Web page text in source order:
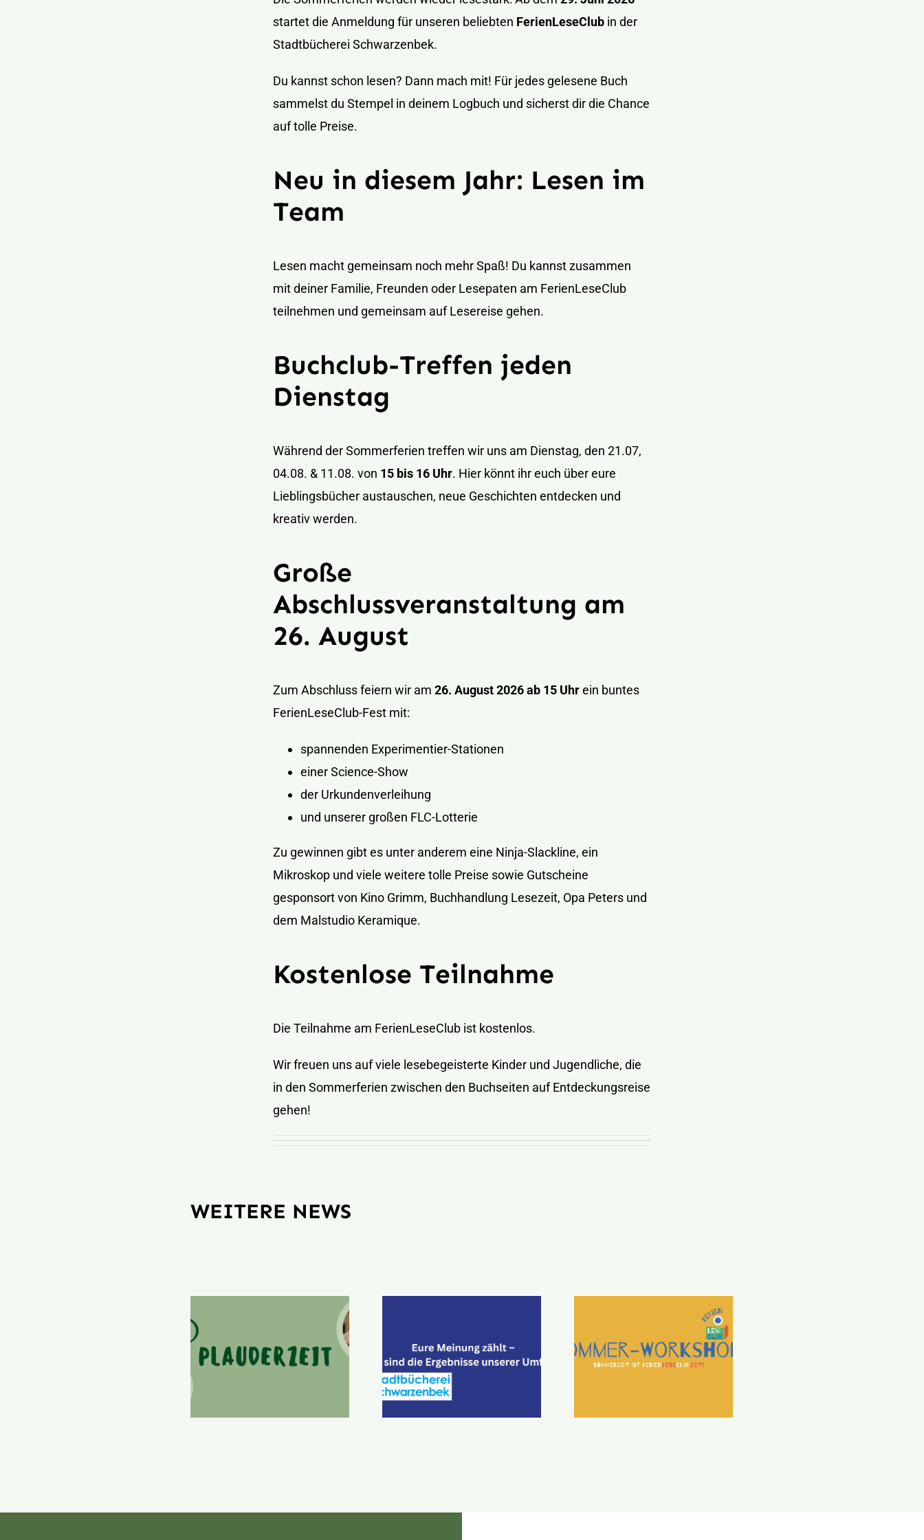
startet die Anmeldung für unseren beliebten FerienLeseClubin der
Stadtbücherei Schwarzenbek.
Du kannst schon lesen? Dann mach mit! Für jedes gelesene Buch
sammelst du Stempel in deinem Logbuch und sicherst dir die Chance
auf tolle Preise.
Neu in diesem Jahr: Lesen im
Team
Lesen macht gemeinsam noch mehr Spaß! Du kannst zusammen
mit deiner Familie, Freunden oder Lesepaten am FerienLeseClub
teilnehmen und gemeinsam auf Lesereise gehen.
Buchclub-Treffen jeden
Dienstag
Während der Sommerferien treffen wir uns am Dienstag, den 21.07,
04.08. & 11.08. von 15 bis 16 Uhr. Hier könnt ihr euch über eure
Lieblingsbücher austauschen, neue Geschichten entdecken und
kreativ werden.
Große
Abschlussveranstaltung am
26. August
Zum Abschluss feiern wir am 26. August 2026 ab 15 Uhrein buntes
FerienLeseClub-Fest mit:
spannenden Experimentier-Stationen
einer Science-Show
der Urkundenverleihung
und unserer großen FLC-Lotterie
Zu gewinnen gibt es unter anderem eine Ninja-Slackline, ein
Mikroskop und viele weitere tolle Preise sowie Gutscheine
gesponsort von Kino Grimm, Buchhandlung Lesezeit, Opa Peters und
dem Malstudio Keramique.
Kostenlose Teilnahme
Die Teilnahme am FerienLeseClub ist kostenlos.
Wir freuen uns auf viele lesebegeisterte Kinder und Jugendliche, die
in den Sommerferien zwischen den Buchseiten auf Entdeckungsreise
gehen!
WEITERE NEWS